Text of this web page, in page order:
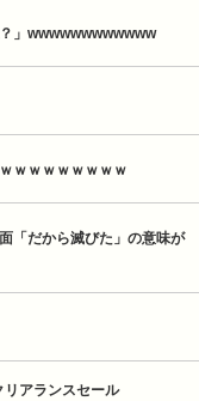
」wwwwwwwwwwww
ｗｗｗｗｗｗｗｗ
「だから滅びた」の意味が
アランスセール